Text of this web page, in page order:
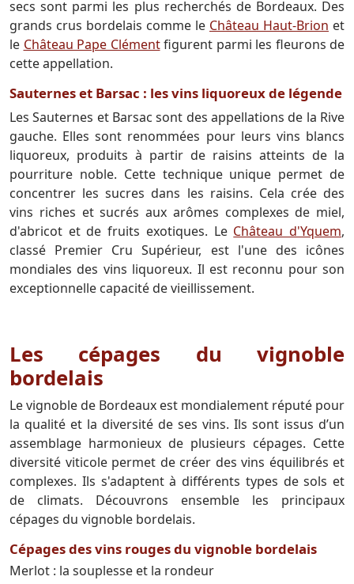
secs sont parmi les plus recherchés de Bordeaux. Des
grands crus bordelais comme le Château Haut-Brion et
le Château Pape Clémentfigurent parmi les fleurons de
cette appellation.
Sauternes et Barsac : les vins liquoreux de légende
Les Sauternes et Barsac sont des appellations de la Rive
gauche. Elles sont renommées pour leurs vins blancs
liquoreux, produits à partir de raisins atteints de la
pourriture noble. Cette technique unique permet de
concentrer les sucres dans les raisins. Cela crée des
vins riches et sucrés aux arômes complexes de miel,
d'abricot et de fruits exotiques. Le Château d'Yquem,
classé Premier Cru Supérieur, est l'une des icônes
mondiales des vins liquoreux. Il est reconnu pour son
exceptionnelle capacité de vieillissement.
Les cépages du vignoble
bordelais
Le vignoble de Bordeaux est mondialement réputé pour
la qualité et la diversité de ses vins. Ils sont issus d’un
assemblage harmonieux de plusieurs cépages. Cette
diversité viticole permet de créer des vins équilibrés et
complexes. Ils s'adaptent à différents types de sols et
de climats. Découvrons ensemble les principaux
cépages du vignoble bordelais.
Cépages des vins rouges du vignoble bordelais
Merlot : la souplesse et la rondeur